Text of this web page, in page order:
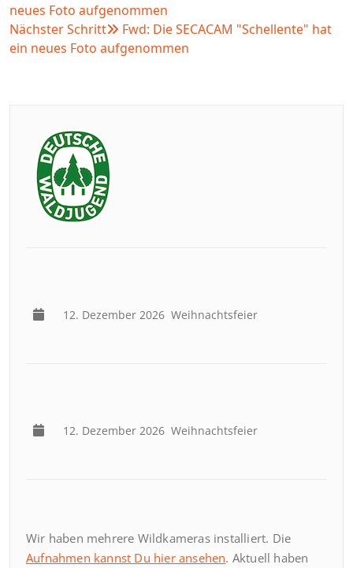
neues Foto aufgenommen
Nächster Schritt
Fwd: Die SECACAM "Schellente" hat
ein neues Foto aufgenommen
12. Dezember 2026 Weihnachtsfeier
12. Dezember 2026 Weihnachtsfeier
Wir haben mehrere Wildkameras installiert. Die
Aufnahmen kannst Du hier ansehen. Aktuell haben